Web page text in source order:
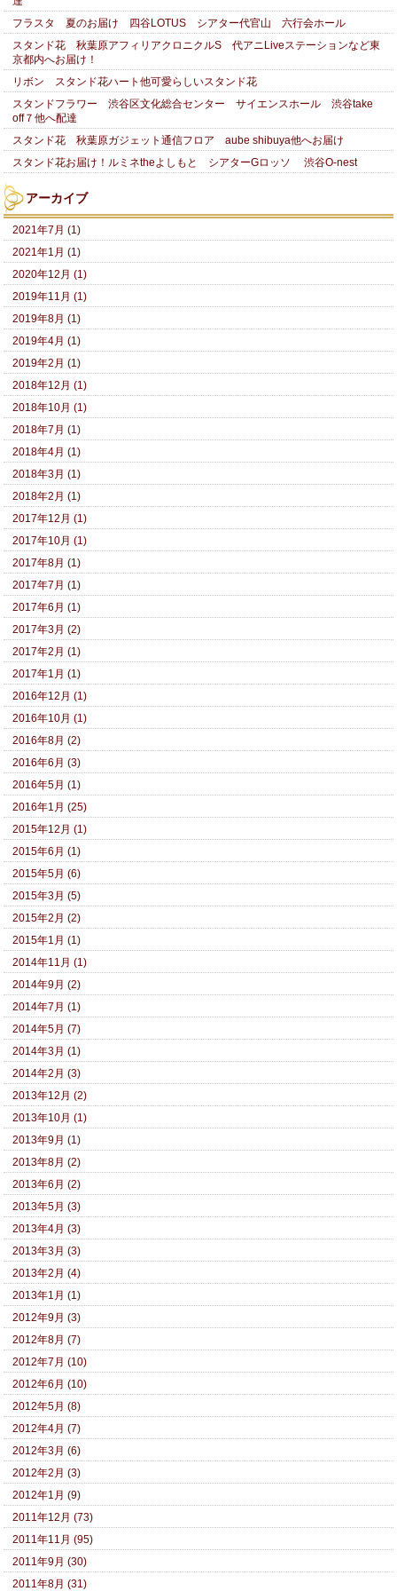
フラスタ 夏のお届け 四谷LOTUS シアター代官山 六行会ホール
スタンド花 秋葉原アフィリアクロニクルS 代アニLiveステーションなど東
京都内へお届け！
リボン スタンド花ハート他可愛らしいスタンド花
スタンドフラワー 渋谷区文化総合センター サイエンスホール 渋谷take
off７他へ配達
スタンド花 秋葉原ガジェット通信フロア aube shibuya他へお届け
スタンド花お届け！ルミネtheよしもと シアターGロッソ 渋谷O-nest
アーカイブ
2021年7月 (1)
2021年1月 (1)
2020年12月 (1)
2019年11月 (1)
2019年8月 (1)
2019年4月 (1)
2019年2月 (1)
2018年12月 (1)
2018年10月 (1)
2018年7月 (1)
2018年4月 (1)
2018年3月 (1)
2018年2月 (1)
2017年12月 (1)
2017年10月 (1)
2017年8月 (1)
2017年7月 (1)
2017年6月 (1)
2017年3月 (2)
2017年2月 (1)
2017年1月 (1)
2016年12月 (1)
2016年10月 (1)
2016年8月 (2)
2016年6月 (3)
2016年5月 (1)
2016年1月 (25)
2015年12月 (1)
2015年6月 (1)
2015年5月 (6)
2015年3月 (5)
2015年2月 (2)
2015年1月 (1)
2014年11月 (1)
2014年9月 (2)
2014年7月 (1)
2014年5月 (7)
2014年3月 (1)
2014年2月 (3)
2013年12月 (2)
2013年10月 (1)
2013年9月 (1)
2013年8月 (2)
2013年6月 (2)
2013年5月 (3)
2013年4月 (3)
2013年3月 (3)
2013年2月 (4)
2013年1月 (1)
2012年9月 (3)
2012年8月 (7)
2012年7月 (10)
2012年6月 (10)
2012年5月 (8)
2012年4月 (7)
2012年3月 (6)
2012年2月 (3)
2012年1月 (9)
2011年12月 (73)
2011年11月 (95)
2011年9月 (30)
2011年8月 (31)